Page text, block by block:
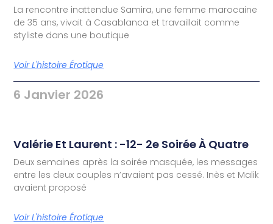
La rencontre inattendue Samira, une femme marocaine
de 35 ans, vivait à Casablanca et travaillait comme
styliste dans une boutique
Voir L'histoire Érotique
6 Janvier 2026
Valérie Et Laurent : -12- 2e Soirée À Quatre
Deux semaines après la soirée masquée, les messages
entre les deux couples n’avaient pas cessé. Inès et Malik
avaient proposé
Voir L'histoire Érotique